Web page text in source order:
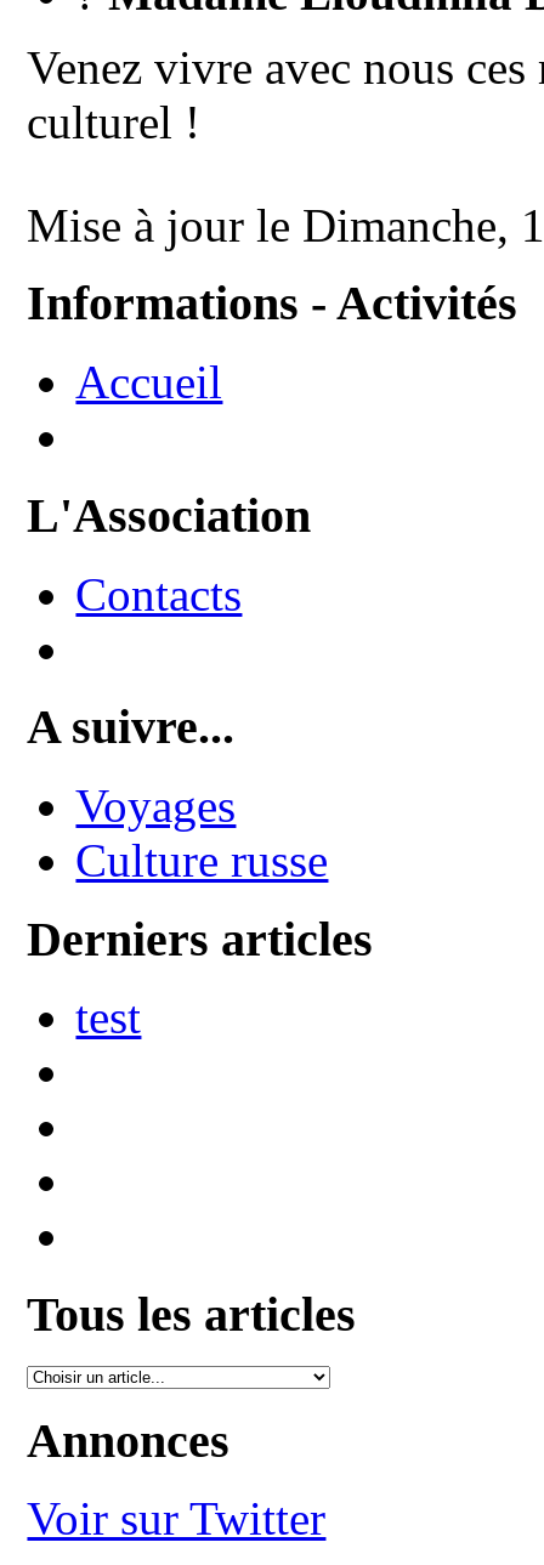
Venez vivre avec nous
culturel !
Mise à jour le Dimanche,
Informations - Activités
Accueil
L'Association
Contacts
A suivre...
Voyages
Culture russe
Derniers articles
test
Tous les articles
Annonces
Voir sur Twitter